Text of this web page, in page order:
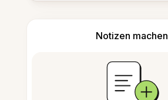
Notizen machen